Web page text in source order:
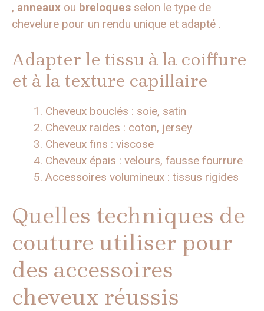
, anneaux ou breloques selon le type de
chevelure pour un rendu unique et adapté .
Adapter le tissu à la coiffure
et à la texture capillaire
Cheveux bouclés : soie, satin
Cheveux raides : coton, jersey
Cheveux fins : viscose
Cheveux épais : velours, fausse fourrure
Accessoires volumineux : tissus rigides
Quelles techniques de
couture utiliser pour
des accessoires
cheveux réussis